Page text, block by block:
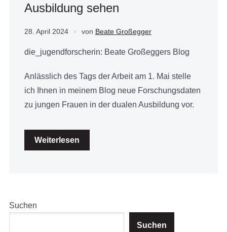
Ausbildung sehen
28. April 2024 von Beate Großegger
die_jugendforscherin: Beate Großeggers Blog
Anlässlich des Tags der Arbeit am 1. Mai stelle
ich Ihnen in meinem Blog neue Forschungsdaten
zu jungen Frauen in der dualen Ausbildung vor.
Weiterlesen
Suchen
Suchen